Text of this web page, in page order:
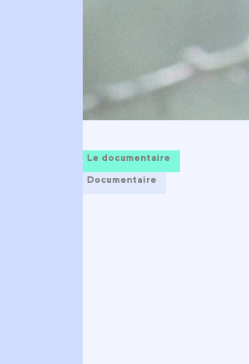
Le documentaire
Documentaire